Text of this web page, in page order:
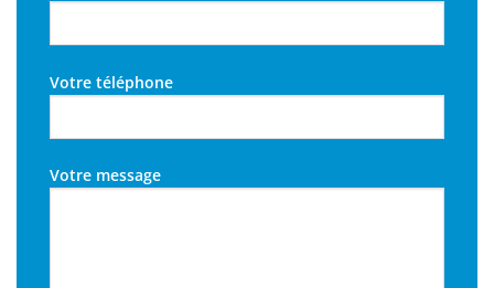
Votre téléphone
Votre message